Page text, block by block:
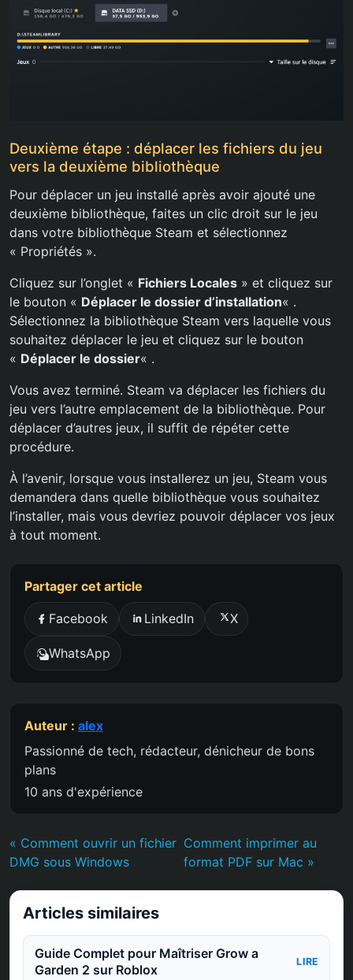
Deuxième étape : déplacer les fichiers du jeu
vers la deuxième bibliothèque
Pour déplacer un jeu installé après avoir ajouté une
deuxième bibliothèque, faites un clic droit sur le jeu
dans votre bibliothèque Steam et sélectionnez
« Propriétés ».
Cliquez sur l’onglet « Fichiers Locales » et cliquez sur
le bouton « Déplacer le dossier d’installation« .
Sélectionnez la bibliothèque Steam vers laquelle vous
souhaitez déplacer le jeu et cliquez sur le bouton
« Déplacer le dossier« .
Vous avez terminé. Steam va déplacer les fichiers du
jeu vers l’autre emplacement de la bibliothèque. Pour
déplacer d’autres jeux, il suffit de répéter cette
procédure.
À l’avenir, lorsque vous installerez un jeu, Steam vous
demandera dans quelle bibliothèque vous souhaitez
l’installer, mais vous devriez pouvoir déplacer vos jeux
à tout moment.
Partager cet article
Facebook LinkedIn X
WhatsApp
Auteur : alex
Passionné de tech, rédacteur, dénicheur de bons
plans
10 ans d'expérience
« Comment ouvrir un fichier
DMG sous Windows
Comment imprimer au
format PDF sur Mac »
Articles similaires
Guide Complet pour Maîtriser Grow a
Garden 2 sur Roblox
LIRE